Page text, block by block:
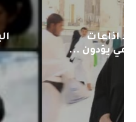
اليوم : المشاركة
لمنظمي
12